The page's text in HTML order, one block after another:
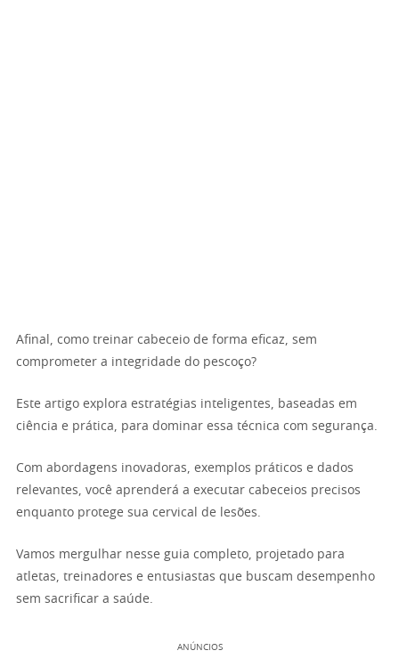
Afinal, como treinar cabeceio de forma eficaz, sem
comprometer a integridade do pescoço?
Este artigo explora estratégias inteligentes, baseadas em
ciência e prática, para dominar essa técnica com segurança.
Com abordagens inovadoras, exemplos práticos e dados
relevantes, você aprenderá a executar cabeceios precisos
enquanto protege sua cervical de lesões.
Vamos mergulhar nesse guia completo, projetado para
atletas, treinadores e entusiastas que buscam desempenho
sem sacrificar a saúde.
ANÚNCIOS